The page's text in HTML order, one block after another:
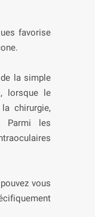
favorise
la simple
lorsque le
chirurgie,
Parmi les
vous